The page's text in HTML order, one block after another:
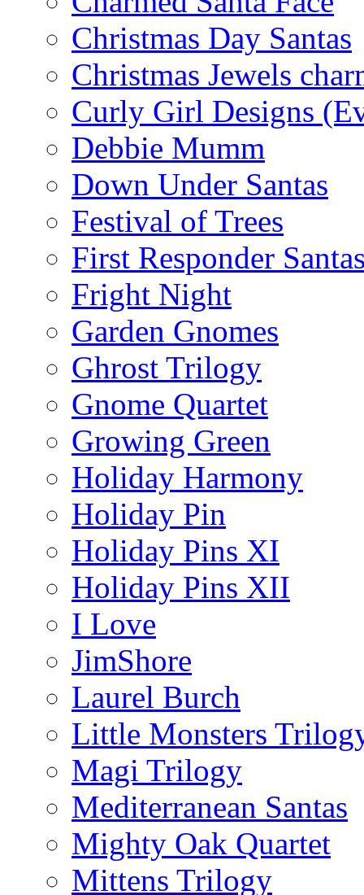
Christmas Day Santas
Christmas Jewels
Curly Girl Designs
Debbie Mumm
Down Under Santas
Festival of Trees
First Responder
Fright Night
Garden Gnomes
Ghrost Trilogy
Gnome Quartet
Growing Green
Holiday Harmony
Holiday Pin
Holiday Pins XI
Holiday Pins XII
I Love
JimShore
Laurel Burch
Little Monsters
Magi Trilogy
Mediterranean Santas
Mighty Oak Quartet
Mittens Trilogy